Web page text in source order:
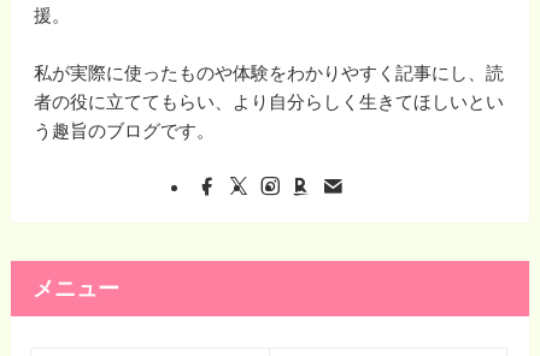
援。
私が実際に使ったものや体験をわかりやすく記事にし、読
者の役に立ててもらい、より自分らしく生きてほしいとい
う趣旨のブログです。
メニュー